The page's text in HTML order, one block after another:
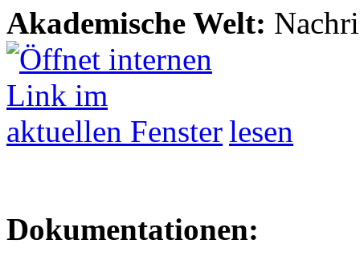
Akademische Welt:
lesen
Dokumentationen: